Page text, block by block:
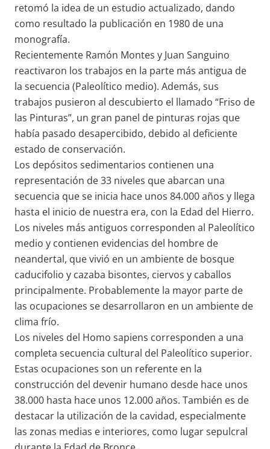
retomó la idea de un estudio actualizado, dando
como resultado la publicación en 1980 de una
monografía.
Recientemente Ramón Montes y Juan Sanguino
reactivaron los trabajos en la parte más antigua de
la secuencia (Paleolítico medio). Además, sus
trabajos pusieron al descubierto el llamado “Friso de
las Pinturas”, un gran panel de pinturas rojas que
había pasado desapercibido, debido al deficiente
estado de conservación.
Los depósitos sedimentarios contienen una
representación de 33 niveles que abarcan una
secuencia que se inicia hace unos 84.000 años y llega
hasta el inicio de nuestra era, con la Edad del Hierro.
Los niveles más antiguos corresponden al Paleolítico
medio y contienen evidencias del hombre de
neandertal, que vivió en un ambiente de bosque
caducifolio y cazaba bisontes, ciervos y caballos
principalmente. Probablemente la mayor parte de
las ocupaciones se desarrollaron en un ambiente de
clima frío.
Los niveles del Homo sapiens corresponden a una
completa secuencia cultural del Paleolítico superior.
Estas ocupaciones son un referente en la
construcción del devenir humano desde hace unos
38.000 hasta hace unos 12.000 años. También es de
destacar la utilización de la cavidad, especialmente
las zonas medias e interiores, como lugar sepulcral